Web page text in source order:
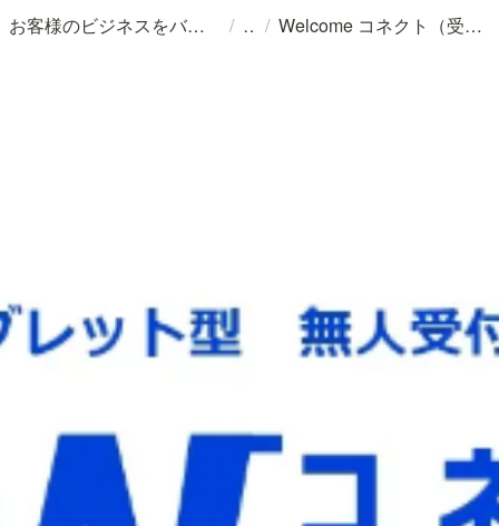
お客様のビジネスをバックアップする 。 / / Welcome コネクト（受付内線ビジネスフォン連携）